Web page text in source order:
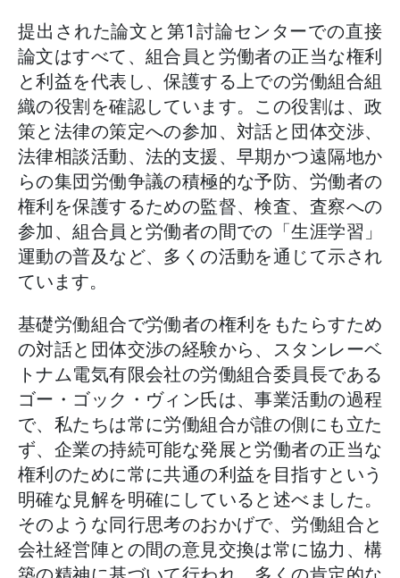
提出された論文と第1討論センターでの直接
論文はすべて、組合員と労働者の正当な権利
と利益を代表し、保護する上での労働組合組
織の役割を確認しています。この役割は、政
策と法律の策定への参加、対話と団体交渉、
法律相談活動、法的支援、早期かつ遠隔地か
らの集団労働争議の積極的な予防、労働者の
権利を保護するための監督、検査、査察への
参加、組合員と労働者の間での「生涯学習」
運動の普及など、多くの活動を通じて示され
ています。
基礎労働組合で労働者の権利をもたらすため
の対話と団体交渉の経験から、スタンレーベ
トナム電気有限会社の労働組合委員長である
ゴー・ゴック・ヴィン氏は、事業活動の過程
で、私たちは常に労働組合が誰の側にも立た
ず、企業の持続可能な発展と労働者の正当な
権利のために常に共通の利益を目指すという
明確な見解を明確にしていると述べました。
そのような同行思考のおかげで、労働組合と
会社経営陣との間の意見交換は常に協力、構